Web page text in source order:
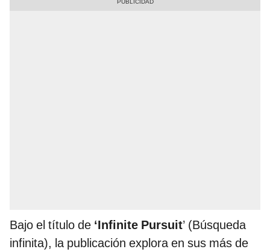
Bajo el título de ‘Infinite Pursuit’ (Búsqueda
infinita), la publicación explora en sus más de